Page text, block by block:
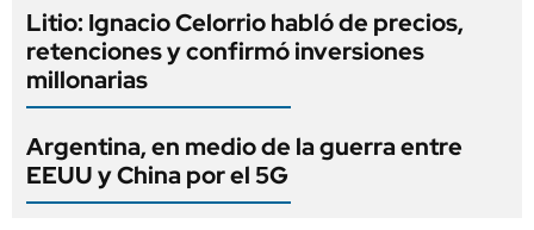
Litio: Ignacio Celorrio habló de precios,
retenciones y confirmó inversiones
millonarias
Argentina, en medio de la guerra entre
EEUU y China por el 5G